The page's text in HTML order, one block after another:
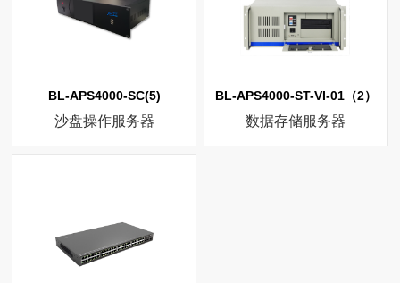
BL-APS4000-SC(5)
沙盘操作服务器
BL-APS4000-ST-VI-01（2）
数据存储服务器